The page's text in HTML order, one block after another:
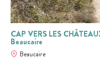
CAP VERS LES
Beaucaire
Beaucaire